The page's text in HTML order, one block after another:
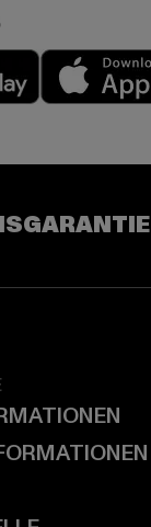
Play market